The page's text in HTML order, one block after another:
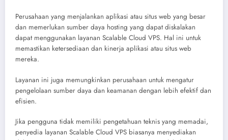
Perusahaan yang menjalankan aplikasi atau situs web yang besar
dan memerlukan sumber daya hosting yang dapat diskalakan
dapat menggunakan layanan Scalable Cloud VPS. Hal ini untuk
memastikan ketersediaan dan kinerja aplikasi atau situs web
mereka.
Layanan ini juga memungkinkan perusahaan untuk mengatur
pengelolaan sumber daya dan keamanan dengan lebih efektif dan
efisien.
Jika pengguna tidak memiliki pengetahuan teknis yang memadai,
penyedia layanan Scalable Cloud VPS biasanya menyediakan